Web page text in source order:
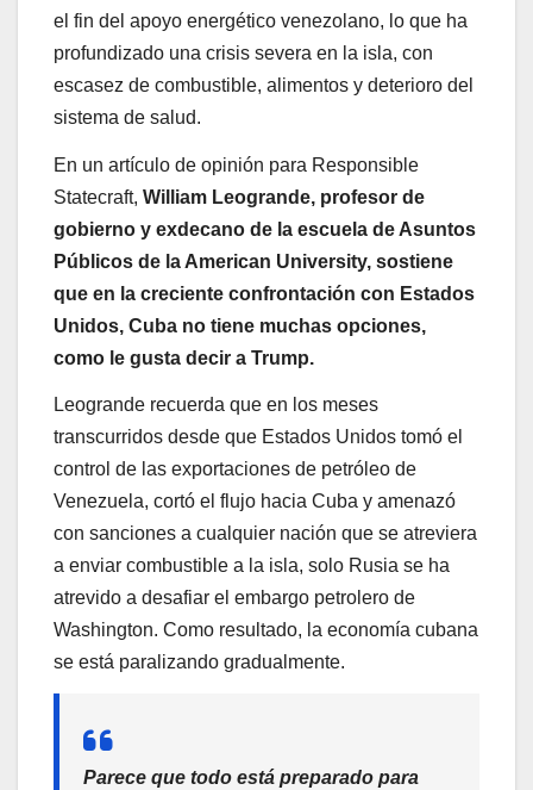
el fin del apoyo energético venezolano, lo que ha
profundizado una crisis severa en la isla, con
escasez de combustible, alimentos y deterioro del
sistema de salud.
En un artículo de opinión para Responsible
Statecraft, William Leogrande, profesor de
gobierno y exdecano de la escuela de Asuntos
Públicos de la American University, sostiene
que en la creciente confrontación con Estados
Unidos, Cuba no tiene muchas opciones,
como le gusta decir a Trump.
Leogrande recuerda que en los meses
transcurridos desde que Estados Unidos tomó el
control de las exportaciones de petróleo de
Venezuela, cortó el flujo hacia Cuba y amenazó
con sanciones a cualquier nación que se atreviera
a enviar combustible a la isla, solo Rusia se ha
atrevido a desafiar el embargo petrolero de
Washington. Como resultado, la economía cubana
se está paralizando gradualmente.
Parece que todo está preparado para